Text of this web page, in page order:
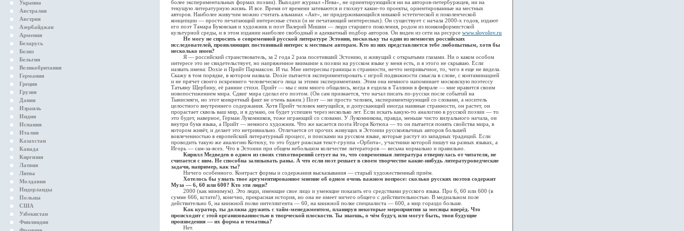
Украина
Австралия
Австрия
Азербайджан
Армения
Беларусь
Белиз
Бельгия
Великобритания
Германия
Греция
Грузия
Дания
Израиль
Индия
Испания
Италия
Казахстан
Канада
Киргизия
Латвия
Литва
Молдавия
Нидерланды
Польша
США
Узбекистан
Финляндия
более экспериментальных формах поэзии). Выходит журнал «Нева», не ориентирующийся ни на авторов-петербуржцев, ни на
текущую литературную жизнь. И все. Время от времени затеваются и глохнут какие-то проекты, ориентированные на местных
авторов. Наиболее живучим можно считать альманах «Акт», не придерживающийся никакой эстетической и поколенческой
концепции — просто печатающий интересные стихи (и не печатающий неитересных). Он существует с начала 2000-х годов, издают
его поэт Тамара Буковская и художник и поэт Валерий Мишин — люди старшего поколения, родом из нонконформистской
культурной среды, и в этом издании наиболее свободный и адекватный подбор авторов. Он виден из сети на ресурсе www.slovolov.ru
Не могу не спросить о современной русской литературе Эстонии, поскольку ты один из немногих российских
исследователей, проявляющих постоянный интерес к местным авторам. Кто из них представляется тебе любопытным, хотя бы
несколько имен?
Я — российский странствователь, за 2 года 2 раза посетивший Эстонию, и живущий с открытыми глазами. Ни о каком особом
интересе это не свидетельствует, но напряженное внимание к поэзии на русском языке у меня есть, и я этого не скрываю. Если
назвать имена: Doxie и Прийт Пармаксон. И ты. Мне интересны границы и странности, нечто непривычное, то, чего я еще не видела.
Скажу в том порядке, в котором назвала. Doxie пытается экспериментировать с игрой подвижности смысла в слове, с контаминацией
и не прячет своего искреннего человеческого лица за этими экспериментами. Этим она немного напоминает московскую поэтессу
Татьяну Щербину, её ранние стихи. Прийт — мы с ним много общались, когда я ездила в Таллинн в феврале — мне нравится своим
новопостижением мира. Сдвиг мира сделал его поэтом. (Он сам признается, что начал писать по-русски после событий на
Тынисмяги, но этот конкретный факт не очень важен.) Поэт — не просто человек, экспериментирующий со словами, а носитель
целостного внутреннего содержания. Хотя Прийт человек мятущийся, и допускающий иногда наивные странности, он растет, он
прорастает сквозь ваш мир, и я думаю, он будет успешен через несколько лет. Если искать какую-то аналогию в русской поэзии — то
это будет, наверное, Герман Лукомников, тоже играющий со словами. У Лукомникова, правда, меньше чисто визуального начала, он
внутри букв языка, а Прийт — немного художник. Что же касается поэта Игоря Котюха — то он пытается понять свойства мира, в
котором живёт, и делает это нетривиально. Отличается от прочих живущих в Эстонии русскоязычных авторов большей
вовлеченностью в европейский литературный процесс, и поисками на русском языке, которые растут из западных традиций. Если
проводить такую же аналогию Котюху, то это будет рижская текст-группа «Орбита», участники которой пишут на разных языках, а
Игорь — сам-за-всех. Что в Эстонии при общем небольшом количестве литераторов — весьма нормально и правильно.
Кирилл Медведев в одном из своих стихотворений сетует на то, что современная литература отвернулась от читателя, не
считается с ним. Не способна зализывать раны. А что если поэт решает в своем творчестве какие-нибудь литературоведческие
задачи, например, как ты?
Ничего особенного. Контраст формы и содержания высказывания — старый художественный приём.
Хотелось бы узнать твое аргументированное мнение об одном очень важном вопросе: сколько русских поэтов содержит
Муза — 6, 60 или 600? Кто эти люди?
2000 (как минимум). Это люди, имеющие свое лицо и умеющие показать его средствами русского языка. Про 6, 60 или 600 (в
сумме 666, кстати!), конечно, прекрасная история, но она не имеет ничего общего с действительностью. В медиальном поле
действительно 6, на книжной полке интеллигента — 60, на книжной полке специалиста — 600, а мир гораздо больше.
Как куратор, ты должна дружить с тайм-менеджментом, планируя некоторые мероприятия за месяцы вперёд. Что
происходит с этой организованностью в творческой плоскости. Ты знаешь, о чём будут, или могут быть, твои будущие
произведения — их форма и тематика?
Нет.